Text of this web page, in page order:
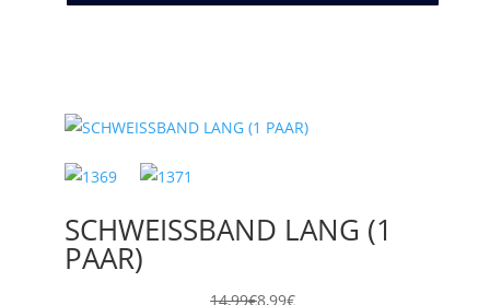
SCHWEISSBAND LANG (1
PAAR)
14,99€8,99€